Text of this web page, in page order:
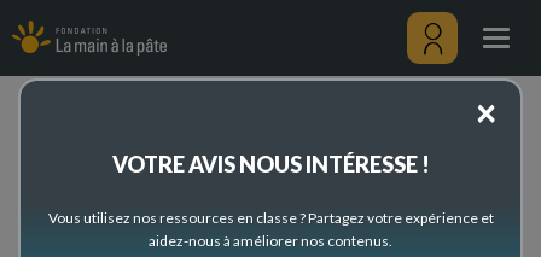
Presse
au
contenu
principal
Menu
Bienvenue sur l'espace presse de la Fondation
×
VOTRE AVIS NOUS INTÉRESSE !
Vous utilisez nos ressources en classe ? Partagez votre expérience et
aidez-nous à améliorer nos contenus.